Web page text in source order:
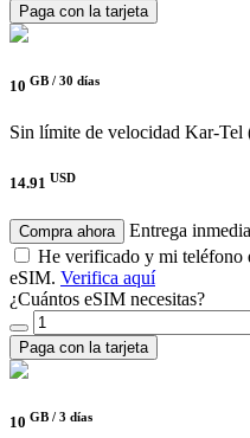
Paga con la tarjeta
10 GB / 30 días
Sin límite de velocidad Kar-Tel
14.91 USD
Compra ahora
Entrega
He verificado y mi teléfono
eSIM. Verifica aquí
¿Cuántos eSIM necesitas?
Paga con la tarjeta
10 GB / 3 días